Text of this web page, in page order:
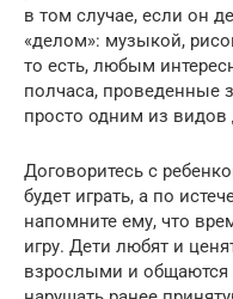
в том случае, если он
«делом»: музыкой,
то есть, любым
полчаса, проведенные
просто одним из
Договоритесь с
будет играть, а по
напомните ему, что
игру. Дети любят и
взрослыми и общаются